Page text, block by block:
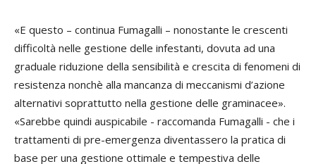
«E questo – continua Fumagalli – nonostante le crescenti
difficoltà nelle gestione delle infestanti, dovuta ad una
graduale riduzione della sensibilità e crescita di fenomeni di
resistenza nonchè alla mancanza di meccanismi d’azione
alternativi soprattutto nella gestione delle graminacee».
«Sarebbe quindi auspicabile - raccomanda Fumagalli - che i
trattamenti di pre-emergenza diventassero la pratica di
base per una gestione ottimale e tempestiva delle